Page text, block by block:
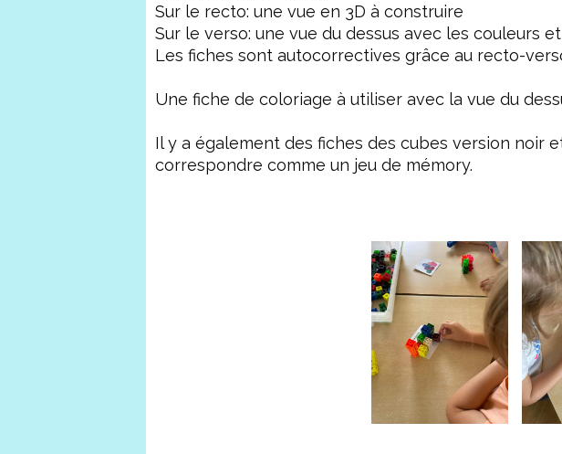
Sur le recto: une vue en 3D à construire
Sur le verso: une vue du dessus avec les couleurs
Les fiches sont autocorrectives grâce au recto-
Une fiche de coloriage à utiliser avec la vue du
Il y a également des fiches des cubes version noir
correspondre comme un jeu de mémory.